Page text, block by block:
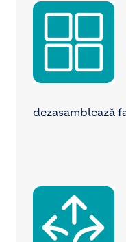
Image
dezasamblează
Image